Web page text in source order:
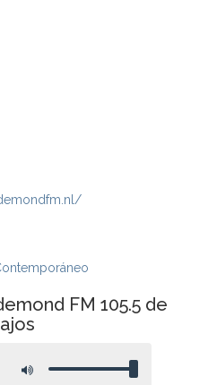
FM 105.5 de